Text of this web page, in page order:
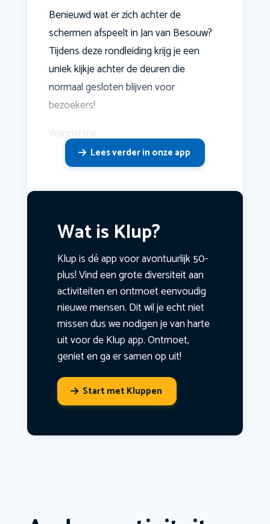
Benieuwd wat er zich achter de
schermen afspeelt in Jan van Besouw?
Tijdens deze rondleiding krijg je een
uniek kijkje achter de deuren die
normaal gesloten blijven voor
bezoekers!
Wandel me
Lees verder in onze app
Wat is Klup?
Klup is dé app voor avontuurlijk 50-
plus! Vind een grote diversiteit aan
activiteiten en ontmoet eenvoudig
nieuwe mensen. Dit wil je echt niet
missen dus we nodigen je van harte
uit voor de Klup app. Ontmoet,
geniet en ga er samen op uit!
Start met Kluppen